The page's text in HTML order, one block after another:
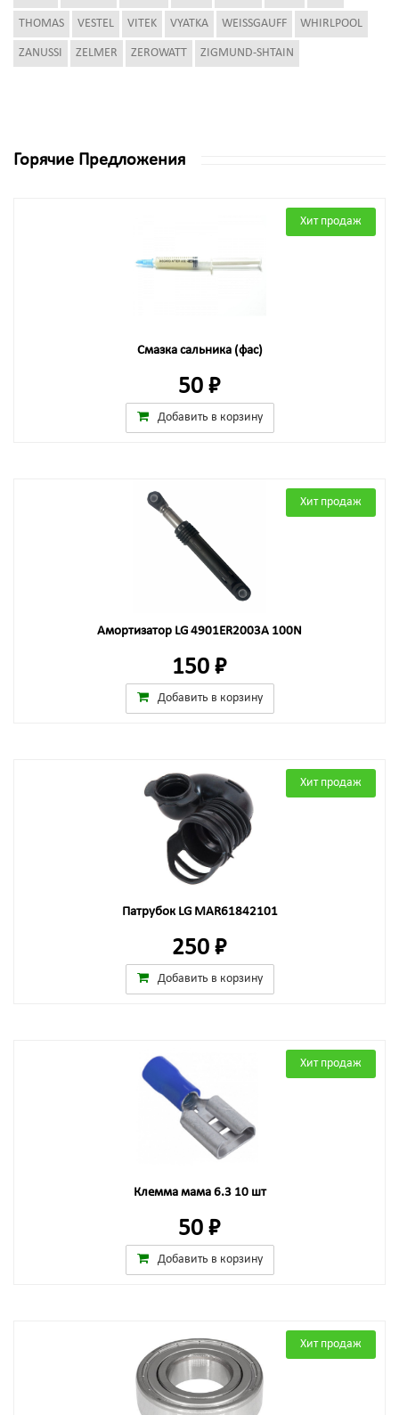
THOMAS VESTEL VITEK VYATKA WEISSGAUFF WHIRLPOOL
ZANUSSI ZELMER ZEROWATT ZIGMUND-SHTAIN
Горячие Предложения
Хит продаж
Смазка сальника (фас)
50 ₽
Добавить в корзину
Хит продаж
Амортизатор LG 4901ER2003A 100N
150 ₽
Добавить в корзину
Хит продаж
Патрубок LG MAR61842101
250 ₽
Добавить в корзину
Хит продаж
Клемма мама 6.3 10 шт
50 ₽
Добавить в корзину
Хит продаж